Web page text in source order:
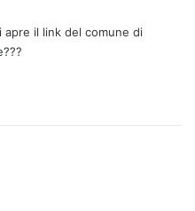
apre il link del comune di